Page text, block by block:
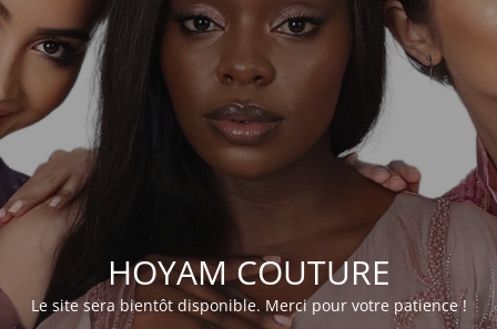
HOYAM COUTURE
Le site sera bientôt disponible. Merci pour votre patience !